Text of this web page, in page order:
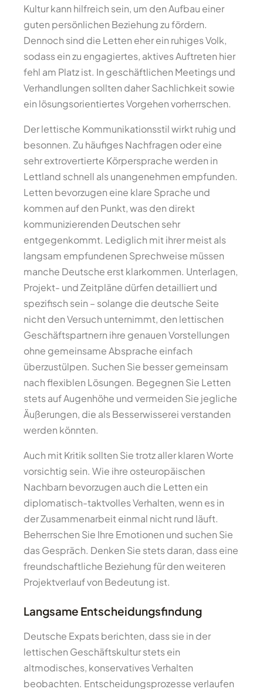
Kultur kann hilfreich sein, um den Aufbau einer
guten persönlichen Beziehung zu fördern.
Dennoch sind die Letten eher ein ruhiges Volk,
sodass ein zu engagiertes, aktives Auftreten hier
fehl am Platz ist. In geschäftlichen Meetings und
Verhandlungen sollten daher Sachlichkeit sowie
ein lösungsorientiertes Vorgehen vorherrschen.
Der lettische Kommunikationsstil wirkt ruhig und
besonnen. Zu häufiges Nachfragen oder eine
sehr extrovertierte Körpersprache werden in
Lettland schnell als unangenehmen empfunden.
Letten bevorzugen eine klare Sprache und
kommen auf den Punkt, was den direkt
kommunizierenden Deutschen sehr
entgegenkommt. Lediglich mit ihrer meist als
langsam empfundenen Sprechweise müssen
manche Deutsche erst klarkommen. Unterlagen,
Projekt- und Zeitpläne dürfen detailliert und
spezifisch sein – solange die deutsche Seite
nicht den Versuch unternimmt, den lettischen
Geschäftspartnern ihre genauen Vorstellungen
ohne gemeinsame Absprache einfach
überzustülpen. Suchen Sie besser gemeinsam
nach flexiblen Lösungen. Begegnen Sie Letten
stets auf Augenhöhe und vermeiden Sie jegliche
Äußerungen, die als Besserwisserei verstanden
werden könnten.
Auch mit Kritik sollten Sie trotz aller klaren Worte
vorsichtig sein. Wie ihre osteuropäischen
Nachbarn bevorzugen auch die Letten ein
diplomatisch-taktvolles Verhalten, wenn es in
der Zusammenarbeit einmal nicht rund läuft.
Beherrschen Sie Ihre Emotionen und suchen Sie
das Gespräch. Denken Sie stets daran, dass eine
freundschaftliche Beziehung für den weiteren
Projektverlauf von Bedeutung ist.
Langsame Entscheidungsfindung
Deutsche Expats berichten, dass sie in der
lettischen Geschäftskultur stets ein
altmodisches, konservatives Verhalten
beobachten. Entscheidungsprozesse verlaufen